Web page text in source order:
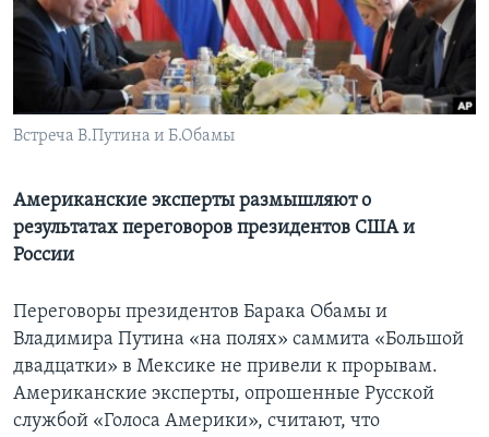
Learning English
СОЦИАЛЬНЫЕ СЕТИ
Языки
Встреча В.Путина и Б.Обамы
Американские эксперты размышляют о
результатах переговоров президентов США и
России
Переговоры президентов Барака Обамы и
Владимира Путина «на полях» саммита «Большой
двадцатки» в Мексике не привели к прорывам.
Американские эксперты, опрошенные Русской
службой «Голоса Америки», считают, что